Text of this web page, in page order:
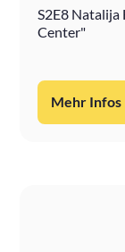
S2E8
Center"
Mehr Infos